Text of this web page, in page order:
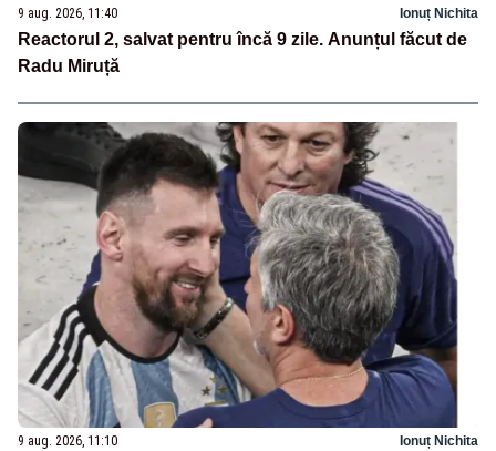
9 aug. 2026, 11:40 Ionuț Nichita
Reactorul 2, salvat pentru încă 9 zile. Anunțul făcut de
Radu Miruță
9 aug. 2026, 11:10 Ionuț Nichita